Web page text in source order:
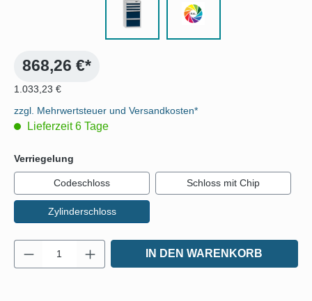
868,26 €*
1.033,23 €
zzgl. Mehrwertsteuer und Versandkosten*
Lieferzeit 6 Tage
Verriegelung
Codeschloss Schloss mit Chip
Zylinderschloss
Produkt Anzahl: Gib den gewünschten
IN DEN WARENKORB